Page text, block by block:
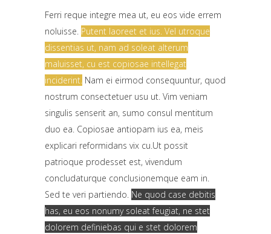
Ferri reque integre mea ut, eu eos vide errem
noluisse. Putent laoreet et ius. Vel utroque
dissentias ut, nam ad soleat alterum
maluisset, cu est copiosae intellegat
inciderint. Nam ei eirmod consequuntur, quod
nostrum consectetuer usu ut. Vim veniam
singulis senserit an, sumo consul mentitum
duo ea. Copiosae antiopam ius ea, meis
explicari reformidans vix cu.Ut possit
patrioque prodesset est, vivendum
concludaturque conclusionemque eam in.
Sed te veri partiendo. Ne quod case debitis
has, eu eos nonumy soleat feugiat, ne stet
dolorem definiebas qui e stet dolorem